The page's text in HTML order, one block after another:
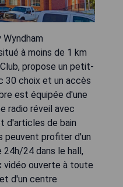
à moins de 1 km
propose un petit-
30 choix et un accès
est équipée d'une
radio réveil avec
d'articles de bain
peuvent profiter d'un
24 dans le hall,
vidéo ouverte à toute
d'un centre